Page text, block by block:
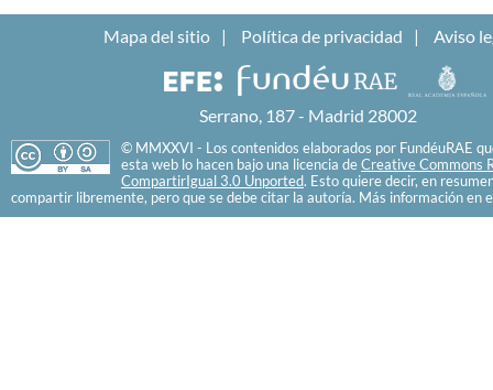
Mapa del sitio Política de privacidad Aviso
Serrano, 187 - Madrid 28002
© MMXXVI - Los contenidos elaborados por FundéuRAE
esta web lo hacen bajo una licencia de Creative Commons
CompartirIgual 3.0 Unported. Esto quiere decir, en
compartir libremente, pero que se debe citar la autoría. Más información en